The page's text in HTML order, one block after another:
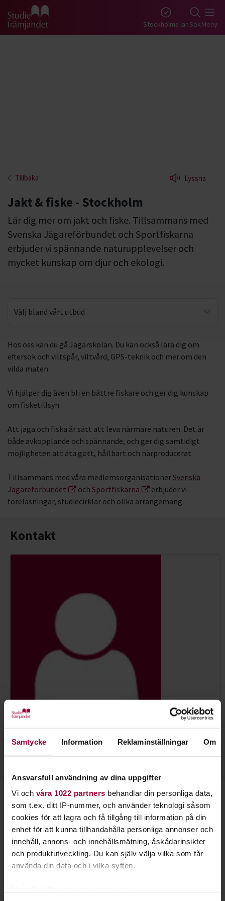
Samtycke Information Reklaminställningar Om
Ansvarsfull användning av dina uppgifter
Vi och våra 1022 partners behandlar din personliga data,
som t.ex. ditt IP-nummer, och använder teknologi såsom
cookies för att lagra och få tillgång till information på din
enhet för att kunna tillhandahålla personliga annonser och
innehåll, annons- och innehållsmätning, åskådarinsikter
och produktutveckling. Du kan själv välja vilka som får
använda din data och i vilka syften.
Gå till studiefrämjandets startsida Stockholms länSökMeny
Tillbaka Lyssna
Jakt & fiske - Stockholm
Lär dig mer om jakt och fiske. Tillsammans med
Svenska Jägareförbundet och Sportfiskarna
erbjuder vi spännande naturupplevelser och
mycket kunskap om djur och ekologi.
Välj bland vårt utbud
Fiske
Hos oss kan du gå Jägarskolan. Du kan också lära dig om
eftersök och viltspår, viltvård, GPS-teknik och mer om den
vilda maten.
Vi hjälper dig även bli en bättre fiskare och ger dig kunskap
om fisketillsyn.
Att jaga och fiska är sätt att leva närmare naturen. Det är
både avkopplande och spännande, och ger dig samtidigt
möjligheten att äta gott, hållbart och närproducerat.
Tillsammans med våra medlemsorganisationerSvenska
Jägareförbundet
och Sportfiskarna
erbjuder vi
föreläsningar, studiecirklar och olika arrangemang.
Kontakt
Nils Wingren
Folkbildningsutvecklare Natur, Djur & Miljö
Skicka e-post
Starta en studiecirkel!
Lär dig tillsammans med andra genom att starta en
studiecirkel hos Studiefrämjandet.
Läs mer om att starta studiecirkel